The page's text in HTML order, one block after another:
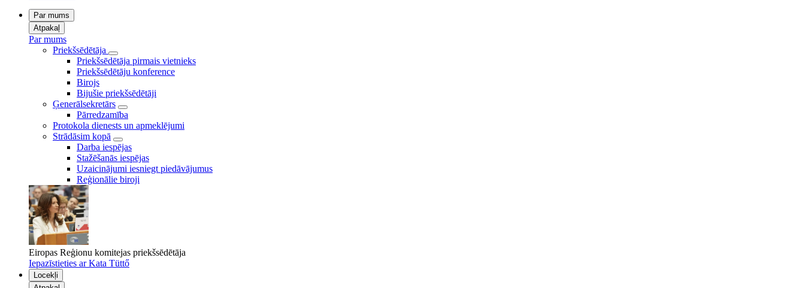
Par mums
Atpakaļ
Par mums
Priekšsēdētāja
Priekšsēdētāja pirmais vietnieks
Priekšsēdētāju konference
Birojs
Bijušie priekšsēdētāji
Ģenerālsekretārs
Pārredzamība
Protokola dienests un apmeklējumi
Strādāsim kopā
Darba iespējas
Stažēšanās iespējas
Uzaicinājumi iesniegt piedāvājumus
Reģionālie biroji
Eiropas Reģionu komitejas priekšsēdētāja
Iepazīstieties ar Kata Tüttő
Locekļi